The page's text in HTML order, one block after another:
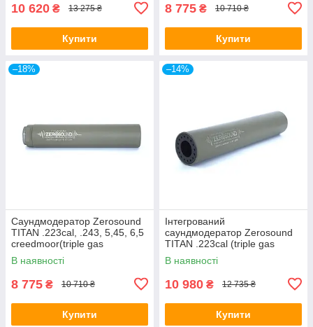
10 620 ₴ 13 275 ₴
Купити
8 775 ₴ 10 710 ₴
Купити
–18%
Саундмодератор Zerosound
TITAN .223cal, .243, 5,45, 6,5
creedmoor(triple gas
unloading system)
В наявності
8 775 ₴ 10 710 ₴
Купити
–14%
Інтегрований
саундмодератор Zerosound
TITAN .223cal (triple gas
unloading system)
В наявності
10 980 ₴ 12 735 ₴
Купити